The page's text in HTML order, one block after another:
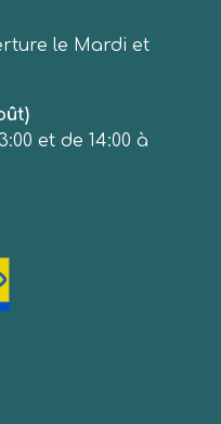
le Mardi et
et de 14:00 à